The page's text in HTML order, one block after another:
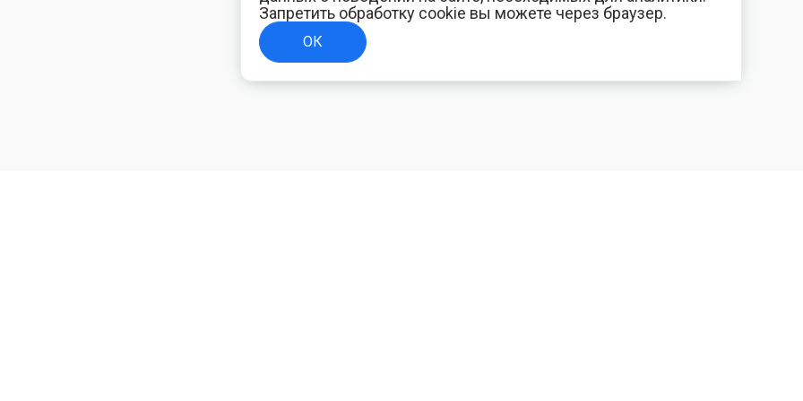
Запретить обработку cookie вы можете через браузер.
ОК